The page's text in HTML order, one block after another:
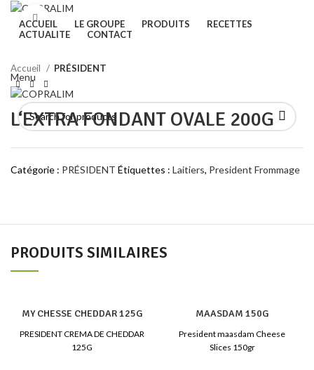
ACCUEIL LE GROUPE PRODUITS
RECETTES
ACTUALITE
CONTACT
Menu
Click to enlarge
Accueil PRÉSIDENT
L‘EXTRA FONDANT OVALE 200G
Catégorie : PRÉSIDENT Étiquettes : Laitiers, President Frommage
PRODUITS SIMILAIRES
MY CHESSE CHEDDAR 125G
PRESIDENT CREMA DE CHEDDAR
125G
MAASDAM 150G
President maasdam Cheese
Slices 150gr